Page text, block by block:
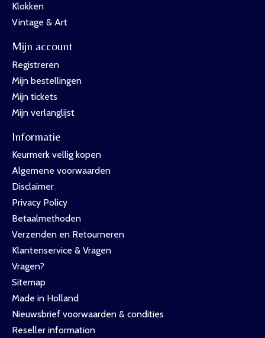
Klokken
Vintage & Art
Mijn account
Registreren
Mijn bestellingen
Mijn tickets
Mijn verlanglijst
Informatie
Keurmerk vellig kopen
Algemene voorwaarden
Disclaimer
Privacy Policy
Betaalmethoden
Verzenden en Retourneren
Klantenservice & Vragen
Vragen?
Sitemap
Made in Holland
Nieuwsbrief voorwaarden & condities
Reseller information